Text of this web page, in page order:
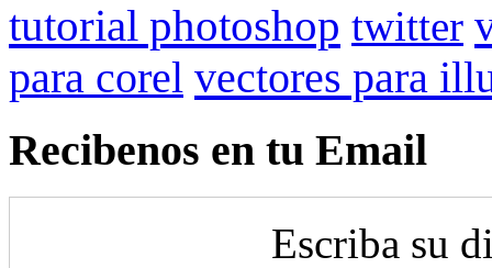
tutorial photoshop twitter
para corel vectores para
Recibenos en tu Email
Escriba su